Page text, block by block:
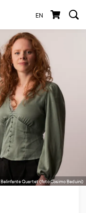
EN
Belinfante Quartet (foto Cosimo Beduini)